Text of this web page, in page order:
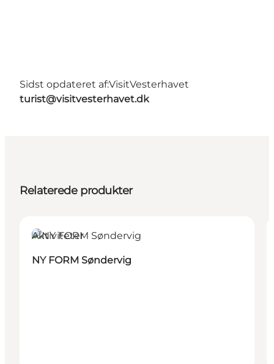
Sidst opdateret af:VisitVesterhavet
turist@visitvesterhavet.dk
Relaterede produkter
Aktiviteter
NY FORM Søndervig